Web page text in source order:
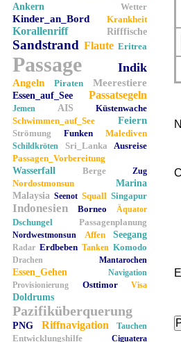
Ankern
Wetter
Kinder_an_Bord Krankheit
Korallenriff Rifffische
Sandstrand Flaute Eritrea
Passage Indik
Angeln Piraten Meerestiere
Essen_auf_See Passatsegeln
Jemen AIS
Küstenwache
Schwimmen_auf_See
Feiern
Strömung Funken Malediven
Schildkröten Sri_Lanka
Ausreise
Passagen_Vorbereitung
Wasserfall
Berge Zug
Nordostmonsun
Marina
Malaysia Seenot Squall Singapur
Indonesien Borneo Äquator
Dschungel Passagenplanung
Nordwestmonsun Affen Seegang
Radar Erdbeben Tanken Komodo
Drachen Mantarochen
Essen_Gehen
Navigation
Provisionierung
Osttimor Visa
Doldrums
Pazifiküberquerung
PNG Riffnavigation Tauchen
Entwicklungshilfe Ciguatera